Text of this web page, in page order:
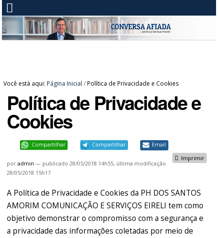
Você está aqui: Página Inicial /Política de Privacidade e Cookies
Política de Privacidade e
Cookies
Compartilhar Compartilhar Email
Imprimir
poradmin — publicado 28/05/2018 14h55, última modificação
28/05/2018 15h17
A Política de Privacidade e Cookies da PH DOS SANTOS
AMORIM COMUNICAÇÃO E SERVIÇOS EIRELI tem como
objetivo demonstrar o compromisso com a segurança e
a privacidade das informações coletadas por meio de